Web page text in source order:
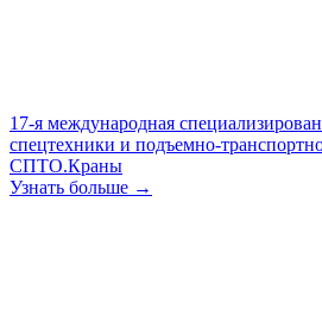
17-я международная
спецтехники и подъемно-
СПТО.Краны
Узнать больше →